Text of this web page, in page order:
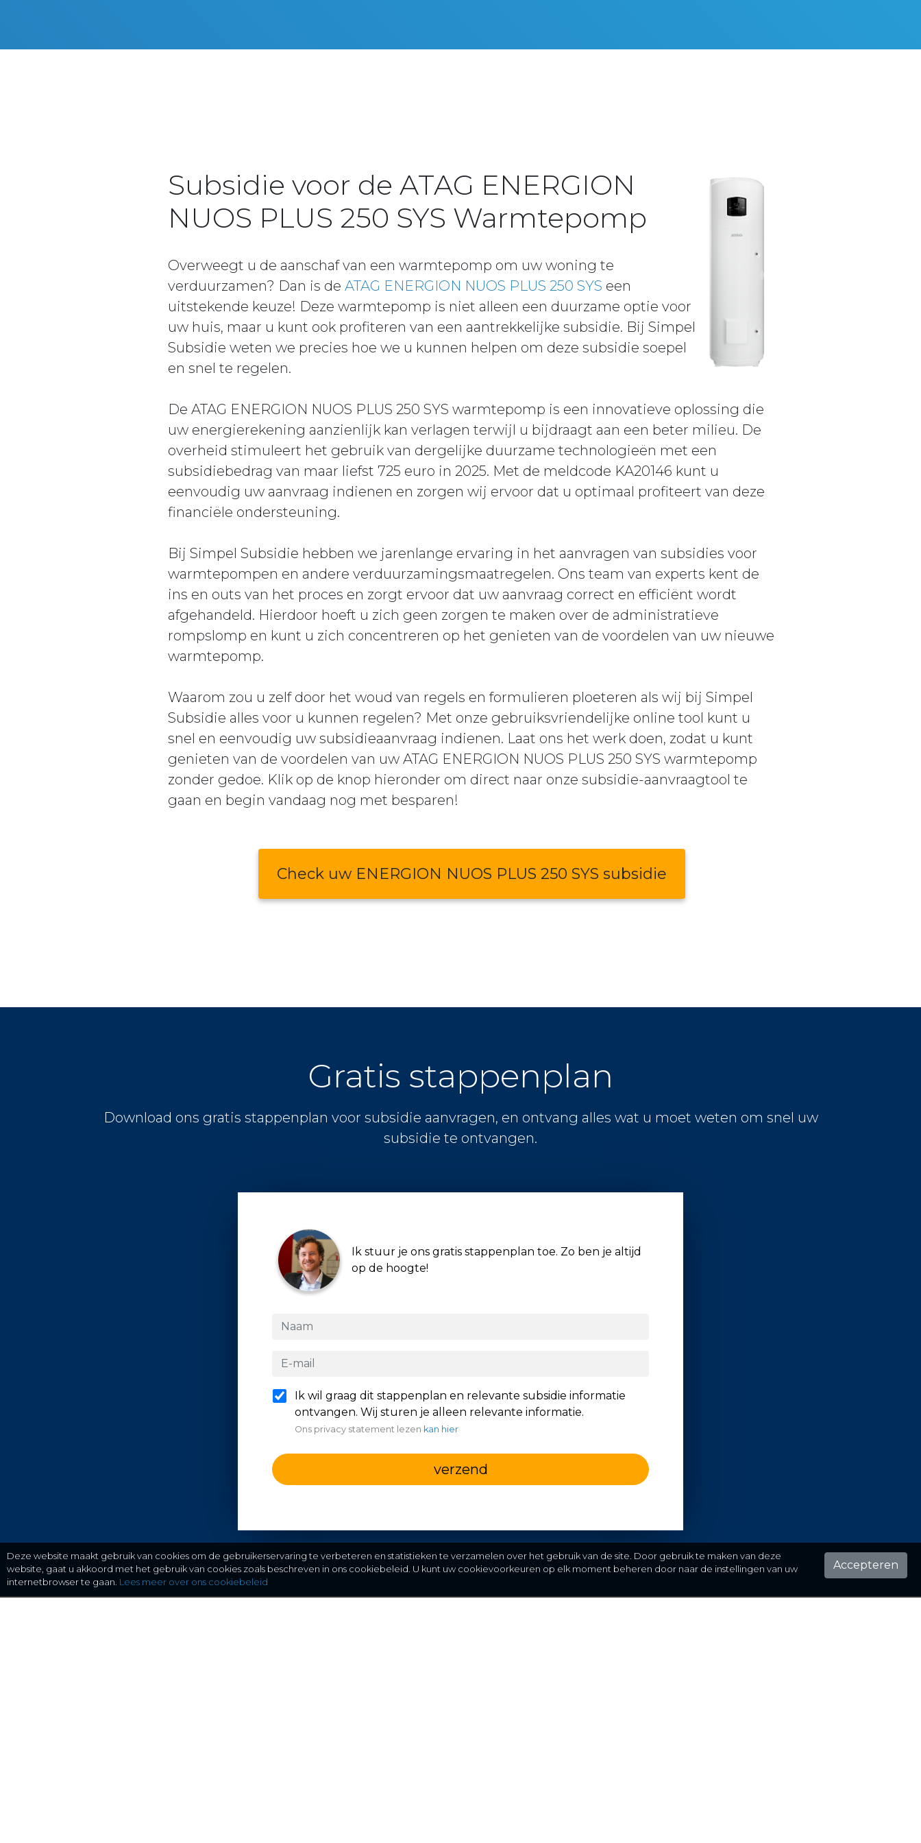
Subsidie voor de ATAG ENERGION
NUOS PLUS 250 SYS Warmtepomp
Overweegt u de aanschaf van een warmtepomp om uw woning te
verduurzamen? Dan is de ATAG ENERGION NUOS PLUS 250 SYS een
uitstekende keuze! Deze warmtepomp is niet alleen een duurzame optie voor
uw huis, maar u kunt ook profiteren van een aantrekkelijke subsidie. Bij Simpel
Subsidie weten we precies hoe we u kunnen helpen om deze subsidie soepel
en snel te regelen.
De ATAG ENERGION NUOS PLUS 250 SYS warmtepomp is een innovatieve oplossing die
uw energierekening aanzienlijk kan verlagen terwijl u bijdraagt aan een beter milieu. De
overheid stimuleert het gebruik van dergelijke duurzame technologieën met een
subsidiebedrag van maar liefst 725 euro in 2025. Met de meldcode KA20146 kunt u
eenvoudig uw aanvraag indienen en zorgen wij ervoor dat u optimaal profiteert van deze
financiële ondersteuning.
Bij Simpel Subsidie hebben we jarenlange ervaring in het aanvragen van subsidies voor
warmtepompen en andere verduurzamingsmaatregelen. Ons team van experts kent de
ins en outs van het proces en zorgt ervoor dat uw aanvraag correct en efficiënt wordt
afgehandeld. Hierdoor hoeft u zich geen zorgen te maken over de administratieve
rompslomp en kunt u zich concentreren op het genieten van de voordelen van uw nieuwe
warmtepomp.
Waarom zou u zelf door het woud van regels en formulieren ploeteren als wij bij Simpel
Subsidie alles voor u kunnen regelen? Met onze gebruiksvriendelijke online tool kunt u
snel en eenvoudig uw subsidieaanvraag indienen. Laat ons het werk doen, zodat u kunt
genieten van de voordelen van uw ATAG ENERGION NUOS PLUS 250 SYS warmtepomp
zonder gedoe. Klik op de knop hieronder om direct naar onze subsidie-aanvraagtool te
gaan en begin vandaag nog met besparen!
Check uw ENERGION NUOS PLUS 250 SYS subsidie
Gratis stappenplan
Download ons gratis stappenplan voor subsidie aanvragen, en ontvang alles wat u moet weten om snel uw
subsidie te ontvangen.
Ik stuur je ons gratis stappenplan toe. Zo ben je altijd
op de hoogte!
Ik wil graag dit stappenplan en relevante subsidie informatie
ontvangen. Wij sturen je alleen relevante informatie.
Ons privacy statement lezen kan hier
verzend
Deze website maakt gebruik van cookies om de gebruikerservaring te verbeteren en statistieken te verzamelen over het gebruik van de site. Door gebruik te maken van deze
website, gaat u akkoord met het gebruik van cookies zoals beschreven in ons cookiebeleid. U kunt uw cookievoorkeuren op elk moment beheren door naar de instellingen van uw
internetbrowser te gaan. Lees meer over ons cookiebeleid
Accepteren